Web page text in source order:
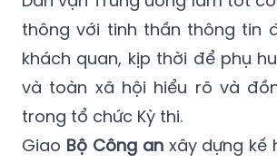
phân hóa phù hợp.
Chủ động phối hợp với Ban
Dân vận Trung ương làm tốt
thông với tinh thần thông tin
khách quan, kịp thời để phụ
và toàn xã hội hiểu rõ và